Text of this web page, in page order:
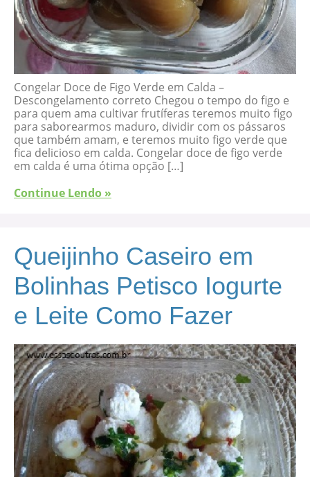
Congelar Doce de Figo Verde em Calda –
Descongelamento correto Chegou o tempo do figo e
para quem ama cultivar frutíferas teremos muito figo
para saborearmos maduro, dividir com os pássaros
que também amam, e teremos muito figo verde que
fica delicioso em calda. Congelar doce de figo verde
em calda é uma ótima opção […]
Continue Lendo »
Queijinho Caseiro em
Bolinhas Petisco Iogurte
e Leite Como Fazer